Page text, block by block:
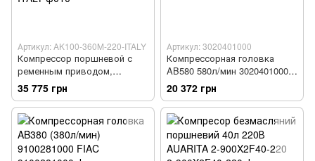
Артикул: AK100-360M-220-ITALY
Компрессор поршневой с
ременным приводом,
Vрес=100л, 360л/мин, 220V,
2,2кВт AIRKRAFT (аналог
DEC100-330M-220-ITALY)
AK100-360M-220-ITALY
35 775 грн
Артикул: 3020401000
Компрессорная головка
AB580 580л/мин 3020401000
FIAC
20 372 грн